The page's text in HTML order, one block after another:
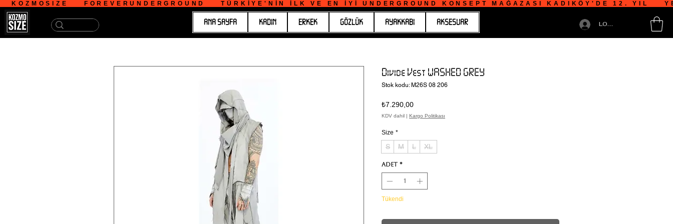
LOGIN
KOZMOSIZE    FOREVERUNDERGROUND    TÜRKİYE'NİN İLK VE EN İYİ UNDERGROUND KONSEPT MAĞAZASI KADIKÖY'DE 12. YIL
ANA SAYFA KADIN ERKEK GÖZLÜK AYAKKABI AKSESUAR
Divide Vest WASHED GREY
Stok kodu: M26S 08 206
₺7.290,00Fiyat
KDV dahil | Kargo Politikası
Size *
S M L XL
Adet *
Tükendi